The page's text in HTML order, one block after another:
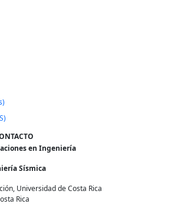
en Ingeniería
Sísmica
Universidad de Costa Rica
Rica